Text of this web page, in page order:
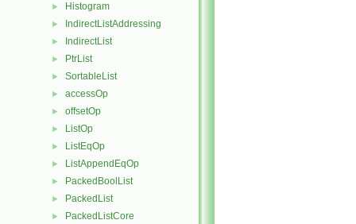
► Histogram
► IndirectListAddressing
► IndirectList
► PtrList
► SortableList
► accessOp
► offsetOp
► ListOp
► ListEqOp
► ListAppendEqOp
► PackedBoolList
► PackedList
► PackedListCore